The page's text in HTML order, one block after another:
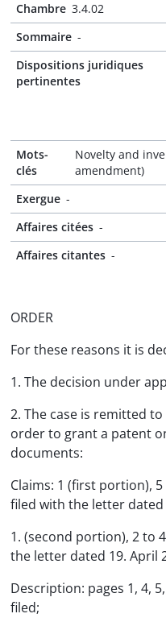
Chambre 3.4.02
Sommaire -
Dispositions juridiques
pertinentes
Mots-
clés
Novelty and
amendment)
Exergue -
Affaires citées -
Affaires citantes -
ORDER
For these reasons it is
1. The decision under
2. The case is remitted
order to grant a patent
documents:
Claims: 1 (first portion),
filed with the letter dated
1. (second portion), 2 to
the letter dated 19. April
Description: pages 1, 4,
filed;